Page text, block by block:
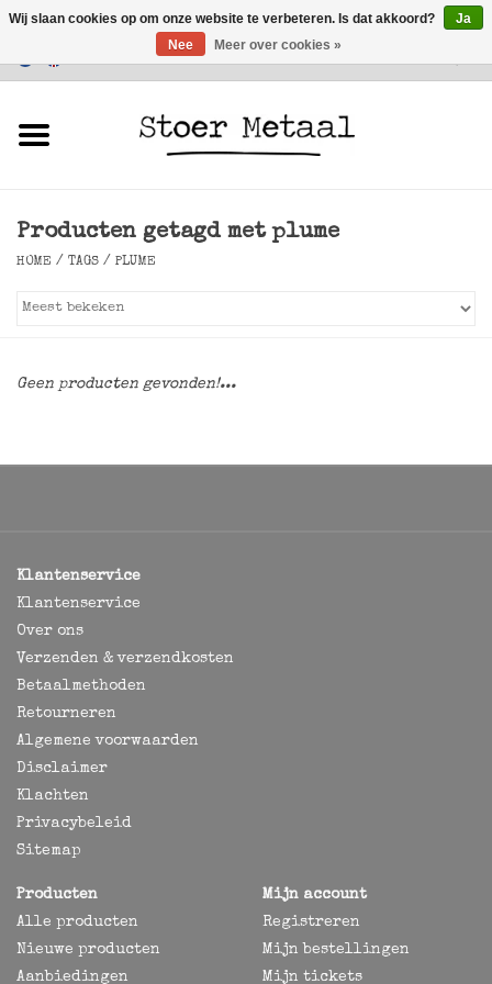
Klantenservice
Verlichting
Producten getagd met plume
HOME / TAGS / PLUME
Geen producten gevonden!...
Klantenservice
Klantenservice
Over ons
Verzenden & verzendkosten
Betaalmethoden
Retourneren
Algemene voorwaarden
Disclaimer
Klachten
Privacybeleid
Sitemap
Producten
Alle producten
Nieuwe producten
Aanbiedingen
Mijn account
Registreren
Mijn bestellingen
Mijn tickets
Wij slaan cookies op om onze website te verbeteren. Is dat akkoord?
Ja
Nee
Meer over cookies »